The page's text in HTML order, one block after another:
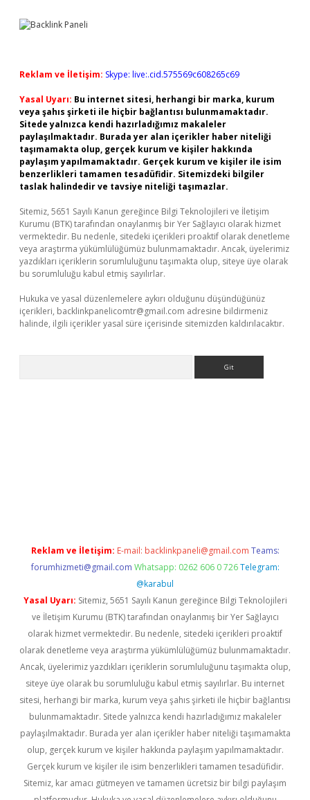
Reklam ve İletişim: Skype: live:.cid.575569c608265c69
Yasal Uyarı: Bu internet sitesi, herhangi bir marka, kurum
veya şahıs şirketi ile hiçbir bağlantısı bulunmamaktadır.
Sitede yalnızca kendi hazırladığımız makaleler
paylaşılmaktadır. Burada yer alan içerikler haber niteliği
taşımamakta olup, gerçek kurum ve kişiler hakkında
paylaşım yapılmamaktadır. Gerçek kurum ve kişiler ile isim
benzerlikleri tamamen tesadüfidir. Sitemizdeki bilgiler
taslak halindedir ve tavsiye niteliği taşımazlar.
Sitemiz, 5651 Sayılı Kanun gereğince Bilgi Teknolojileri ve İletişim
Kurumu (BTK) tarafından onaylanmış bir Yer Sağlayıcı olarak hizmet
vermektedir. Bu nedenle, sitedeki içerikleri proaktif olarak denetleme
veya araştırma yükümlülüğümüz bulunmamaktadır. Ancak, üyelerimiz
yazdıkları içeriklerin sorumluluğunu taşımakta olup, siteye üye olarak
bu sorumluluğu kabul etmiş sayılırlar.
Hukuka ve yasal düzenlemelere aykırı olduğunu düşündüğünüz
içerikleri, backlinkpanelicomtr@gmail.com adresine bildirmeniz
halinde, ilgili içerikler yasal süre içerisinde sitemizden kaldırılacaktır.
Reklam ve İletişim: E-mail: backlinkpaneli@gmail.com Teams:
forumhizmeti@gmail.com Whatsapp: 0262 606 0 726 Telegram:
@karabul
Yasal Uyarı: Sitemiz, 5651 Sayılı Kanun gereğince Bilgi Teknolojileri
ve İletişim Kurumu (BTK) tarafından onaylanmış bir Yer Sağlayıcı
olarak hizmet vermektedir. Bu nedenle, sitedeki içerikleri proaktif
olarak denetleme veya araştırma yükümlülüğümüz bulunmamaktadır.
Ancak, üyelerimiz yazdıkları içeriklerin sorumluluğunu taşımakta olup,
siteye üye olarak bu sorumluluğu kabul etmiş sayılırlar. Bu internet
sitesi, herhangi bir marka, kurum veya şahıs şirketi ile hiçbir bağlantısı
bulunmamaktadır. Sitede yalnızca kendi hazırladığımız makaleler
paylaşılmaktadır. Burada yer alan içerikler haber niteliği taşımamakta
olup, gerçek kurum ve kişiler hakkında paylaşım yapılmamaktadır.
Gerçek kurum ve kişiler ile isim benzerlikleri tamamen tesadüfidir.
Sitemiz, kar amacı gütmeyen ve tamamen ücretsiz bir bilgi paylaşım